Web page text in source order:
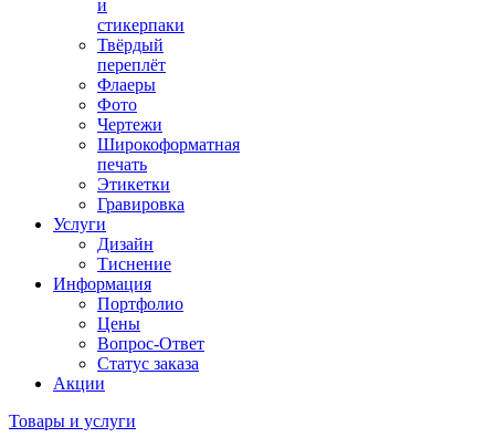
и
стикерпаки
Твёрдый
переплёт
Флаеры
Фото
Чертежи
Широкоформатная
печать
Этикетки
Гравировка
Услуги
Дизайн
Тиснение
Информация
Портфолио
Цены
Вопрос-Ответ
Статус заказа
Акции
Товары и услуги